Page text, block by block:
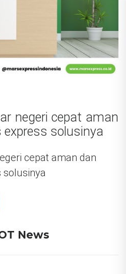
negeri cepat aman
solusinya
cepat aman dan
solusinya
News